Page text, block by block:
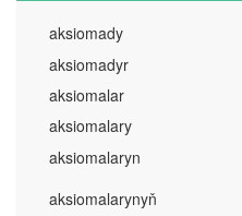
aksiomady
aksiomadyr
aksiomalar
aksiomalary
aksiomalaryn
aksiomalarynyň